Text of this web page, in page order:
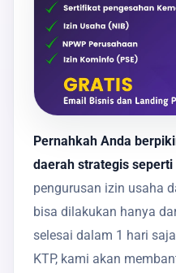
Pernahkah Anda
daerah strategis seperti
pengurusan izin usaha
bisa dilakukan hanya
selesai dalam 1 hari
KTP, kami akan